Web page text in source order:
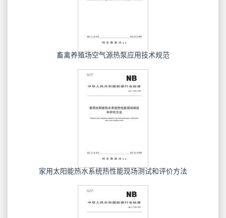
畜禽养殖场空气源热泵应用技术规范
家用太阳能热水系统热性能现场测试和评价方法